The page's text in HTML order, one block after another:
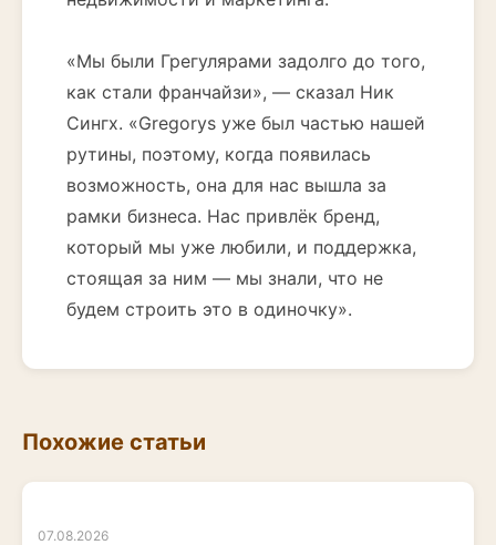
«Мы были Грегулярами задолго до того,
как стали франчайзи», — сказал Ник
Сингх. «Gregorys уже был частью нашей
рутины, поэтому, когда появилась
возможность, она для нас вышла за
рамки бизнеса. Нас привлёк бренд,
который мы уже любили, и поддержка,
стоящая за ним — мы знали, что не
будем строить это в одиночку».
Похожие статьи
07.08.2026